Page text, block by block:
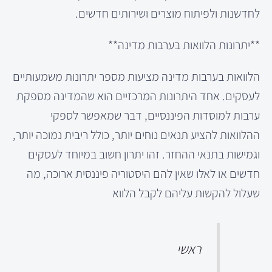
לחדשנות ולפיתוח מוצרים ושירותים חדשים.
**יתרונות הלוואות בערבות מדינה**
הלוואות בערבות מדינה מציעות מספר יתרונות משמעותיים
לעסקים. אחד היתרונות המרכזיים הוא שהמדינה מספקת
ערבות למוסדות הפיננסיים, דבר שמאפשר לספקי
ההלוואות להציע תנאים נוחים יותר, כולל ריבית נמוכה יותר,
וגמישות בתנאי ההחזר. זהו יתרון חשוב במיוחד לעסקים
חדשים או לאלו שאין להם היסטוריה פיננסית ארוכה, מה
שעלול להקשות עליהם לקבל הלווא
ראשי